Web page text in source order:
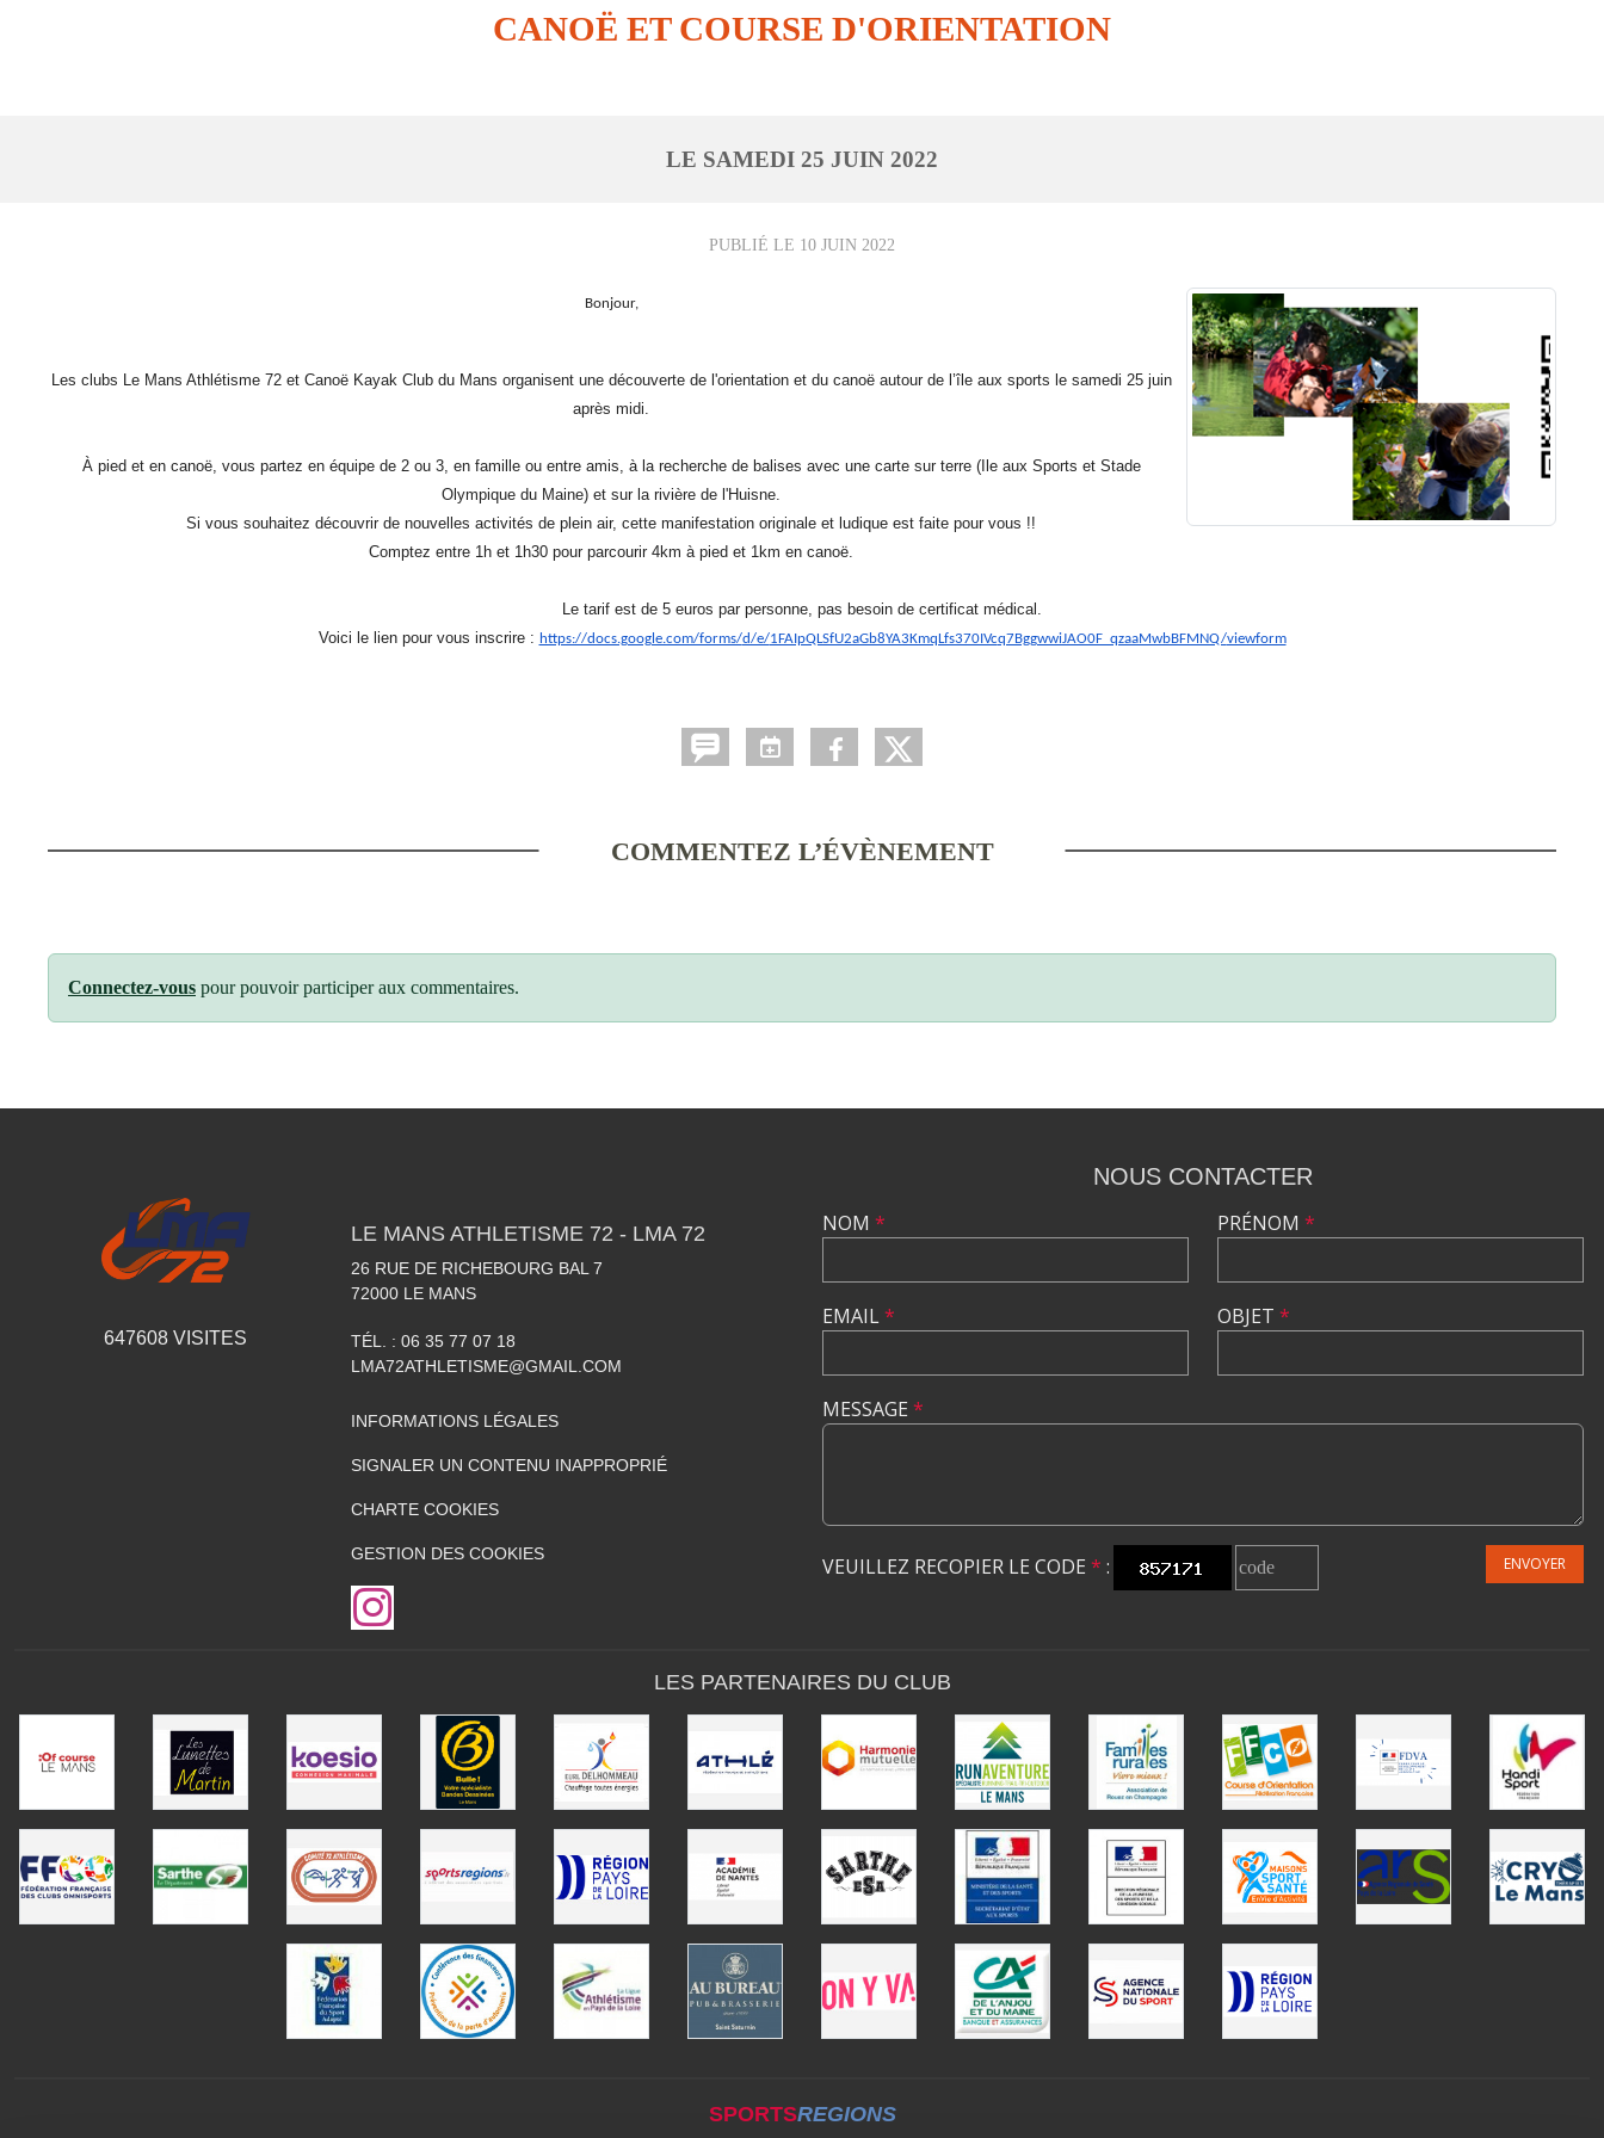
CANOË ET COURSE D'ORIENTATION
LE SAMEDI 25 JUIN 2022
PUBLIÉ LE 10 JUIN 2022
Bonjour,
Les clubs Le Mans Athlétisme 72 et Canoë Kayak Club du Mans organisent une découverte de l'orientation et du canoë autour de l’île aux sports le samedi 25 juin
après midi.
À pied et en canoë, vous partez en équipe de 2 ou 3, en famille ou entre amis, à la recherche de balises avec une carte sur terre (Ile aux Sports et Stade
Olympique du Maine) et sur la rivière de l'Huisne.
Si vous souhaitez découvrir de nouvelles activités de plein air, cette manifestation originale et ludique est faite pour vous !!
Comptez entre 1h et 1h30 pour parcourir 4km à pied et 1km en canoë.
Le tarif est de 5 euros par personne, pas besoin de certificat médical.
Voici le lien pour vous inscrire : https://docs.google.com/forms/d/e/1FAIpQLSfU2aGb8YA3KmqLfs370IVcq7BggwwiJAO0F_qzaaMwbBFMNQ/viewform
COMMENTEZ L’ÉVÈNEMENT
Connectez-vous pour pouvoir participer aux commentaires.
647608 VISITES
LE MANS ATHLETISME 72 - LMA 72
26 RUE DE RICHEBOURG BAL 7
72000 LE MANS
TÉL. : 06 35 77 07 18
LMA72ATHLETISME@GMAIL.COM
INFORMATIONS LÉGALES
SIGNALER UN CONTENU INAPPROPRIÉ
CHARTE COOKIES
GESTION DES COOKIES
NOUS CONTACTER
NOM *
EMAIL*
PRÉNOM *
OBJET *
MESSAGE *
VEUILLEZ RECOPIER LE CODE * : ENVOYER
LES PARTENAIRES DU CLUB
SPORTSREGIONS